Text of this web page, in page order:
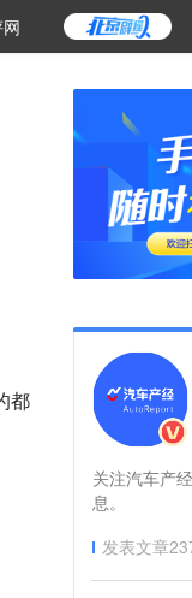
都
关注汽车产
息。
发表文章